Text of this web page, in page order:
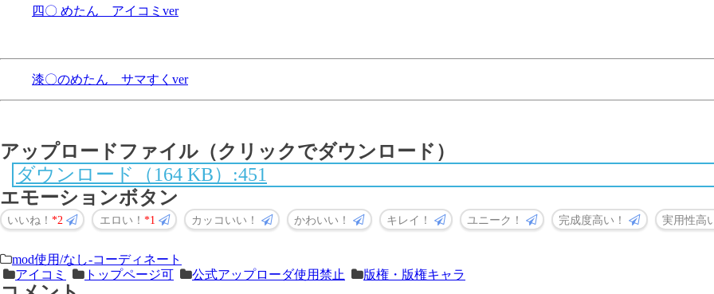
四〇 めたん アイコミver
漆〇のめたん サマすくver
アップロードファイル（クリックでダウンロード）
ダウンロード（164 KB）:451
エモーションボタン
いいね！ 2 エロい！ 1 カッコいい！ かわいい！ キレイ！ ユニーク！ 完成度高い！ 実用性高
＜
次
前
の
mod使用/なし-コーディネート
アイコミ
トップページ可 公式アップローダ使用禁止 版権・版権キャラ